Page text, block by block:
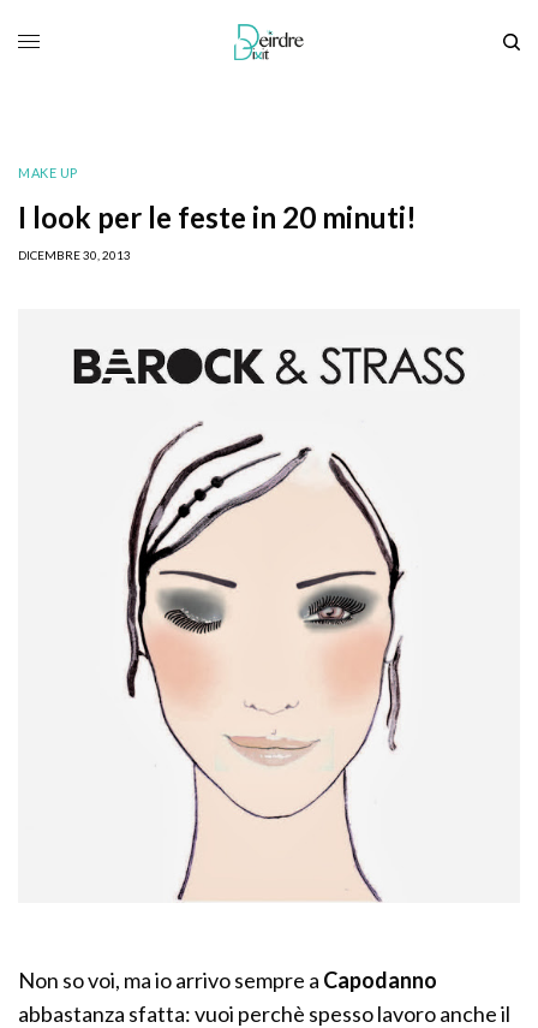
MAKE UP
I look per le feste in 20 minuti!
DICEMBRE 30, 2013
Non so voi, ma io arrivo sempre a Capodanno
abbastanza sfatta: vuoi perchè spesso lavoro anche il